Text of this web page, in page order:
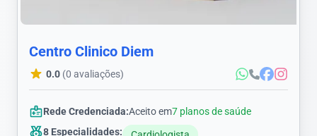
Centro Clinico Diem
0.0 (0 avaliações)
Rede Credenciada:Aceito em7 planos de saúde
8 Especialidades: